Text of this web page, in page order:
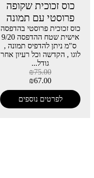
כוס זכוכית שקופה
פרוסטי עם תמונה
כוס זכוכית פרוסטי בהדפסה
אישית שטח ההדפסה 9/20
ס"מ ניתן להדפיס תמונה ,
לוגו , הקדשה וכל רעיון אחר
גודל...
₪75.00
₪67.00
לפרטים נוספים